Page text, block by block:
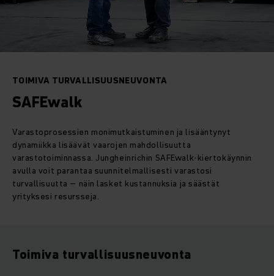
TOIMIVA TURVALLISUUSNEUVONTA
SAFEwalk
Varastoprosessien monimutkaistuminen ja lisääntynyt
dynamiikka lisäävät vaarojen mahdollisuutta
varastotoiminnassa. Jungheinrichin SAFEwalk-kiertokäynnin
avulla voit parantaa suunnitelmallisesti varastosi
turvallisuutta – näin lasket kustannuksia ja säästät
yrityksesi resursseja.
Toimiva turvallisuusneuvonta